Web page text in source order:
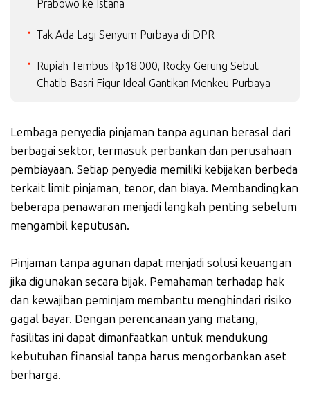
Prabowo ke Istana
Tak Ada Lagi Senyum Purbaya di DPR
Rupiah Tembus Rp18.000, Rocky Gerung Sebut
Chatib Basri Figur Ideal Gantikan Menkeu Purbaya
Lembaga penyedia pinjaman tanpa agunan berasal dari
berbagai sektor, termasuk perbankan dan perusahaan
pembiayaan. Setiap penyedia memiliki kebijakan berbeda
terkait limit pinjaman, tenor, dan biaya. Membandingkan
beberapa penawaran menjadi langkah penting sebelum
mengambil keputusan.
Pinjaman tanpa agunan dapat menjadi solusi keuangan
jika digunakan secara bijak. Pemahaman terhadap hak
dan kewajiban peminjam membantu menghindari risiko
gagal bayar. Dengan perencanaan yang matang,
fasilitas ini dapat dimanfaatkan untuk mendukung
kebutuhan finansial tanpa harus mengorbankan aset
berharga.